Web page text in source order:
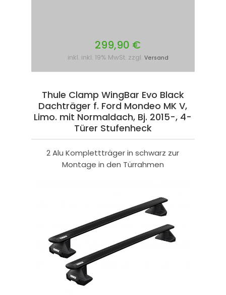
299,90 €
inkl. inkl. 19% MwSt. zzgl. Versand
Thule Clamp WingBar Evo Black
Dachträger f. Ford Mondeo MK V,
Limo. mit Normaldach, Bj. 2015-, 4-
Türer Stufenheck
2 Alu Komplettträger in schwarz zur
Montage in den Türrahmen